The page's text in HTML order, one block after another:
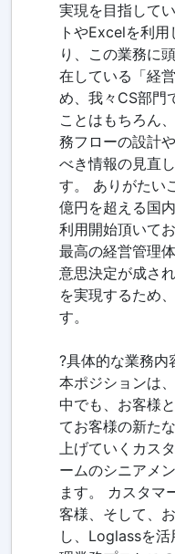
実現を目指して
トやExcelを利
り、この業務に
在している「経
め、我々CS部門
ことはもちろん
務フローの設計
べき情報の見直
す。 ありがたい
億円を超える国
利用開始頂いて
最高の経営管理
意思決定が成さ
を実現するため
す。
?具体的な業務内
本ポジションは
中でも、お客様
てお客様の新た
上げていくカス
ームのシニアメ
ます。 カスタマ
客様、そして、
し、Loglassを